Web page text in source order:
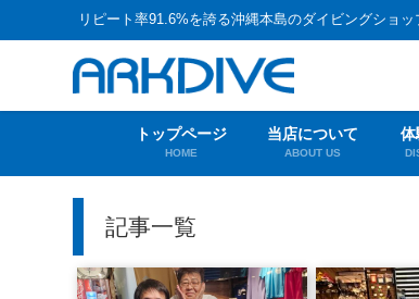
リピート率91.6%を誇る沖縄本島のダイビングショッ
トップページ
HOME
当店について
ABOUT US
体
記事一覧